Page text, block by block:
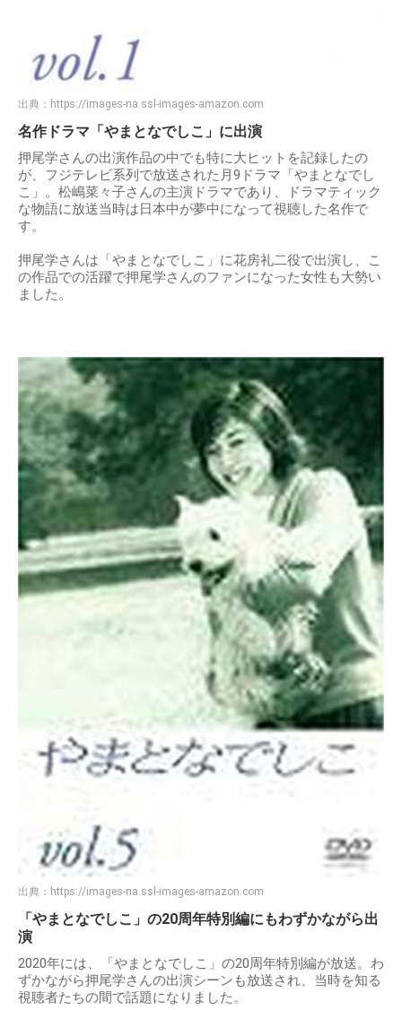
出典： https://images-na.ssl-images-amazon.com
名作ドラマ「やまとなでしこ」に出演
押尾学さんの出演作品の中でも特に大ヒットを記録したの
が、フジテレビ系列で放送された月9ドラマ「やまとなでし
こ」。松嶋菜々子さんの主演ドラマであり、ドラマティック
な物語に放送当時は日本中が夢中になって視聴した名作で
す。
押尾学さんは「やまとなでしこ」に花房礼二役で出演し、こ
の作品での活躍で押尾学さんのファンになった女性も大勢い
ました。
出典： https://images-na.ssl-images-amazon.com
「やまとなでしこ」の20周年特別編にもわずかながら出
演
2020年には、「やまとなでしこ」の20周年特別編が放送。わ
ずかながら押尾学さんの出演シーンも放送され、当時を知る
視聴者たちの間で話題になりました。